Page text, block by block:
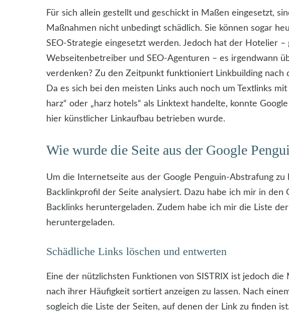
Für sich allein gestellt und geschickt in Maßen eingesetzt,
Maßnahmen nicht unbedingt schädlich. Sie können sogar
SEO-Strategie eingesetzt werden. Jedoch hat der Hotelier –
Webseitenbetreiber und SEO-Agenturen – es irgendwann
verdenken? Zu den Zeitpunkt funktioniert Linkbuilding
Da es sich bei den meisten Links auch noch um Textlinks
harz“ oder „harz hotels“ als Linktext handelte, konnte
hier künstlicher Linkaufbau betrieben wurde.
Wie wurde die Seite aus der Google
Um die Internetseite aus der Google Penguin-Abstrafung
Backlinkprofil der Seite analysiert. Dazu habe ich mir in den
Backlinks heruntergeladen. Zudem habe ich mir die Liste
heruntergeladen.
Schädliche Links löschen und entwerten
Eine der nützlichsten Funktionen von SISTRIX ist jedoch
nach ihrer Häufigkeit sortiert anzeigen zu lassen. Nach
sogleich die Liste der Seiten, auf denen der Link zu finden